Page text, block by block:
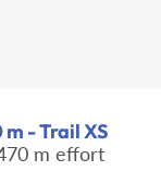
- Trail XS
m effort